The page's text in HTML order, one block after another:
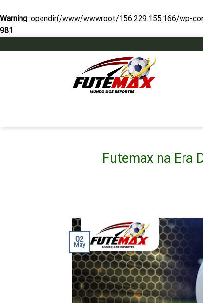
Warning: opendir(/www/wwwroot/156.229.155.166/wp-
981
to
Futemax na Era
02
May